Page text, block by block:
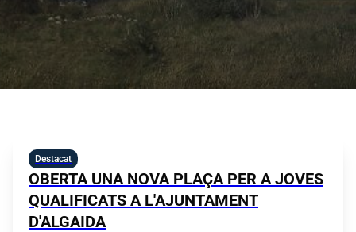
Destacat
OBERTA UNA NOVA PLAÇA PER A JOVES
QUALIFICATS A L'AJUNTAMENT
D'ALGAIDA